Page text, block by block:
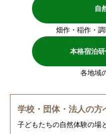
自
畑作・稲作・
本格宿泊
各地域
学校・団体・法人の方
子どもたちの自然体験の場